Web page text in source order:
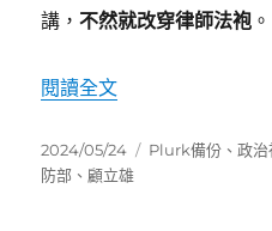
講，不然就改穿律師法袍 。
閱讀全文〈
發
佈
2024/05/24
分
Plurk備份 、政
防部 、 顧立雄